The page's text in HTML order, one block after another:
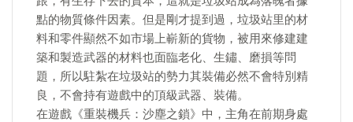
點的物質條件因素。但是剛才提到過，垃圾站里的材
料和零件顯然不如市場上嶄新的貨物，被用來修建建
築和製造武器的材料也面臨老化、生鏽、磨損等問
題，所以駐紮在垃圾站的勢力其裝備必然不會特別精
良，不會持有遊戲中的頂級武器、裝備。
在遊戲《重裝機兵：沙塵之鎖》中，主角在前期身處